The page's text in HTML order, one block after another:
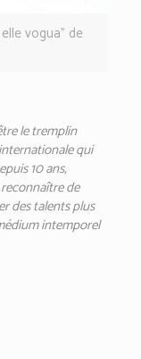
vogua” de
le tremplin
qui
10 ans,
de
des talents plus
intemporel